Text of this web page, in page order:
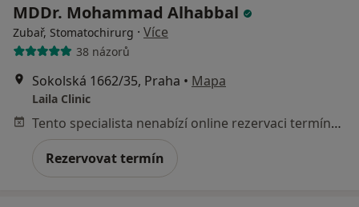
MDDr. Mohammad Alhabbal
Zubař, Stomatochirurg · Více
38 názorů
Sokolská 1662/35, Praha • Mapa
Laila Clinic
Tento specialista nenabízí online rezervaci termínu na této adrese.
Rezervovat termín